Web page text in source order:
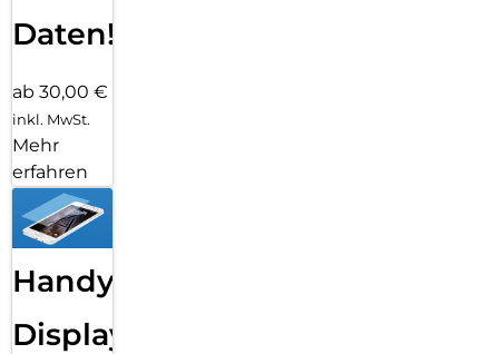
Daten!
ab 30,00 €
inkl. MwSt.
Mehr
erfahren
Handy
Displayfolie